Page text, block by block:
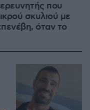
που
σκυλιού με
όταν το